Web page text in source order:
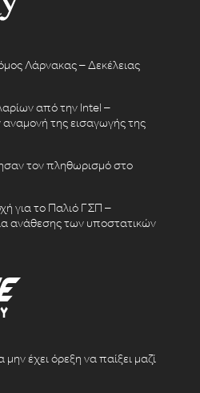
Λάρνακας – Δεκέλειας
από την Intel –
αναμονή της εισαγωγής της
τον πληθωρισμό στο
για το Παλιό ΓΣΠ –
ανάθεσης των υποστατικών
έχει όρεξη να παίξει μαζί